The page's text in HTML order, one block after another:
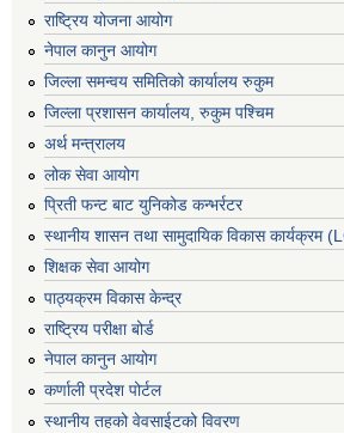
राष्ट्रिय योजना आयोग
नेपाल कानुन आयोग
जिल्ला समन्वय समितिको कार्यालय रुकुम
जिल्ला प्रशासन कार्यालय, रुकुम पश्चिम
अर्थ मन्त्रालय
लोक सेवा आयोग
प्रिती फन्ट बाट युनिकोड कन्भर्रटर
स्थानीय शासन तथा सामुदायिक विकास कार्यक्रम
शिक्षक सेवा आयोग
पाठ्यक्रम विकास केन्द्र
राष्ट्रिय परीक्षा बोर्ड
नेपाल कानुन आयोग
कर्णाली प्रदेश पोर्टल
स्थानीय तहको वेवसाईटको विवरण